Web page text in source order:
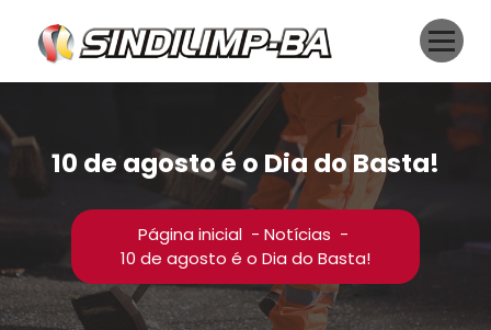
conteúdo
10 de agosto é o Dia do Basta!
Página inicial- Notícias -
10 de agosto é o Dia do Basta!